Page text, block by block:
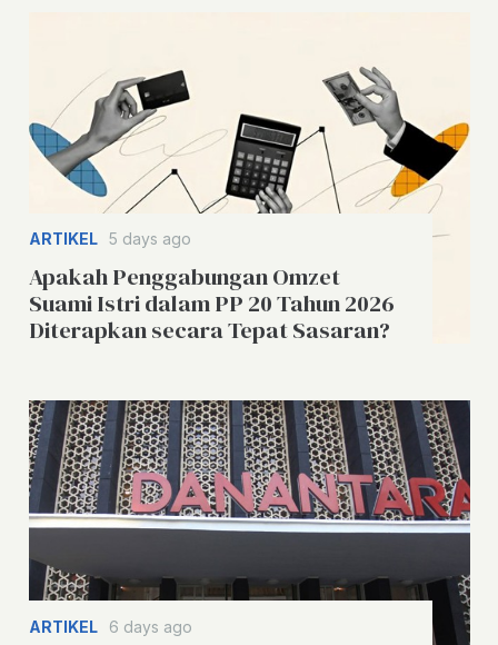
ARTIKEL 5 days ago
Apakah Penggabungan Omzet
Suami Istri dalam PP 20 Tahun 2026
Diterapkan secara Tepat Sasaran?
ARTIKEL 6 days ago